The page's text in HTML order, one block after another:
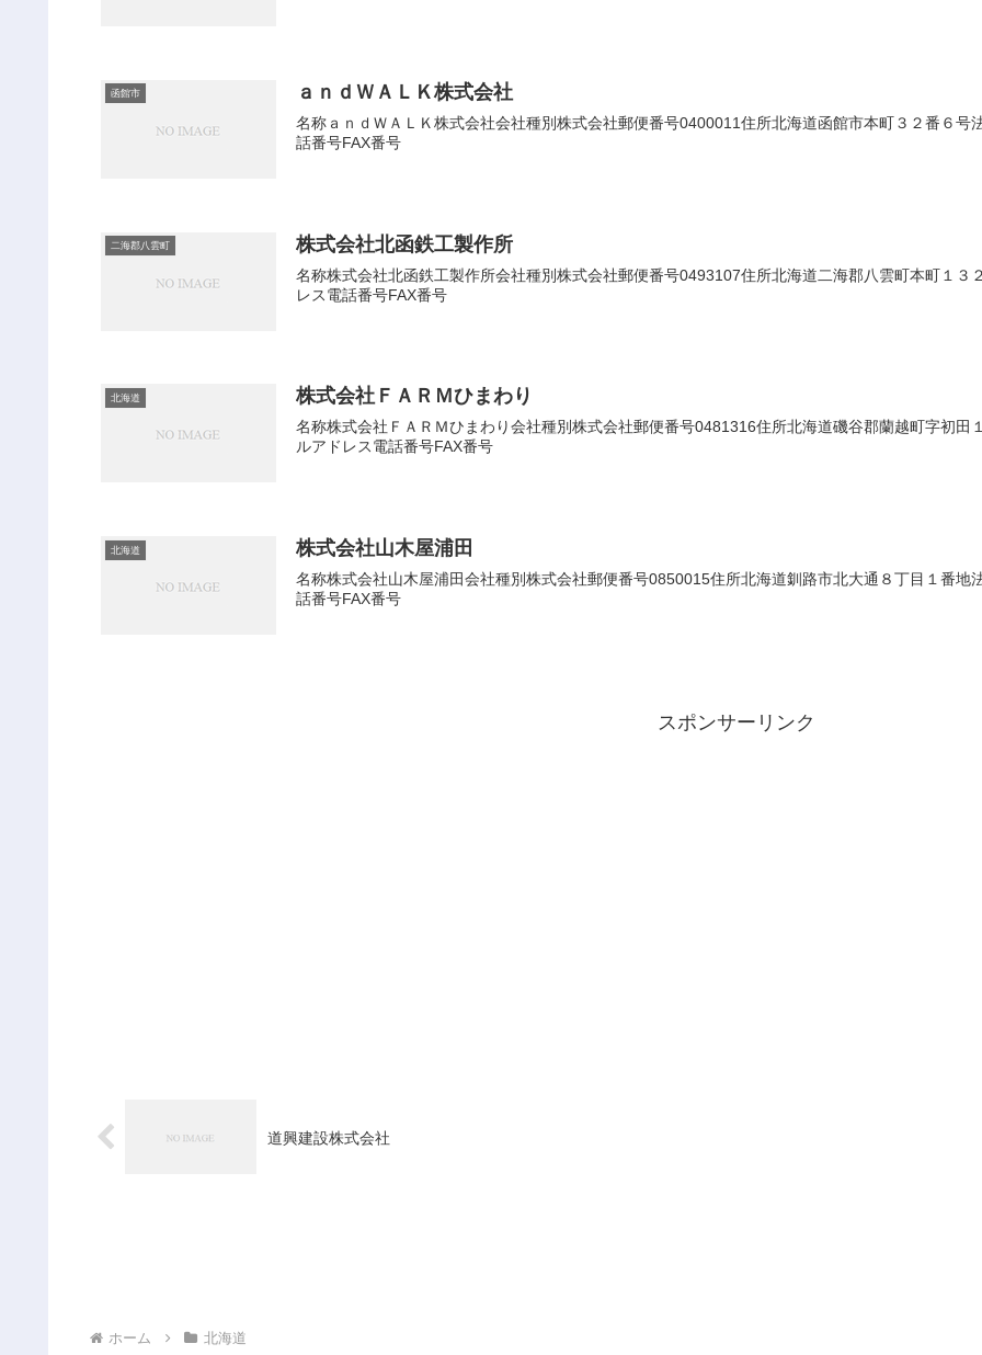
函館市 ａｎｄＷＡＬＫ株式会社
名称ａｎｄＷＡＬＫ株式会社会社種別株式会社郵便番号0400011住所北海道函館市本町３２番６
話番号FAX番号
二海郡八雲町 株式会社北函鉄工製作所
名称株式会社北函鉄工製作所会社種別株式会社郵便番号0493107住所北海道二海郡八雲町本町１
レス電話番号FAX番号
北海道 株式会社ＦＡＲＭひまわり
名称株式会社ＦＡＲＭひまわり会社種別株式会社郵便番号0481316住所北海道磯谷郡蘭越町字初
ルアドレス電話番号FAX番号
北海道 株式会社山木屋浦田
名称株式会社山木屋浦田会社種別株式会社郵便番号0850015住所北海道釧路市北大通８丁目１番
話番号FAX番号
スポンサーリンク
道興建設株式会社
ホーム 北海道